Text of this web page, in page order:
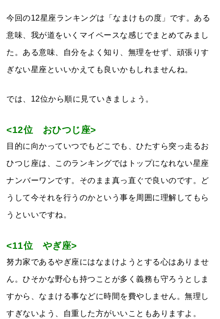
今回の12星座ランキングは「なまけもの度」です。ある
意味、我が道をいくマイペースな感じでまとめてみまし
た。ある意味、自分をよく知り、無理をせず、頑張りす
ぎない星座といいかえても良いかもしれませんね。
では、12位から順に見ていきましょう。
<12位 おひつじ座>
目的に向かっていつでもどこでも、ひたすら突っ走るお
ひつじ座は、このランキングではトップになれない星座
ナンバーワンです。そのまま真っ直ぐで良いのです。ど
うして今それを行うのかという事を周囲に理解してもら
うといいですね。
<11位 やぎ座>
努力家であるやぎ座にはなまけようとする心はありませ
ん。ひそかな野心も持つことが多く義務も守ろうとしま
すから、なまける事などに時間を費やしません。無理し
すぎないよう、自重した方がいいこともありますよ。